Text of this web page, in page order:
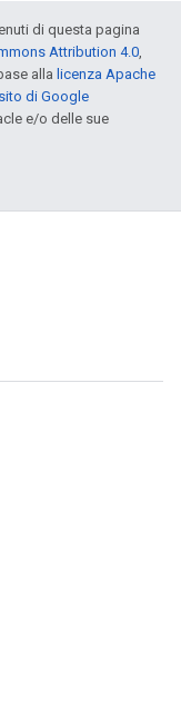
di questa pagina
Attribution 4.0,
alla licenza Apache
di Google
e/o delle sue